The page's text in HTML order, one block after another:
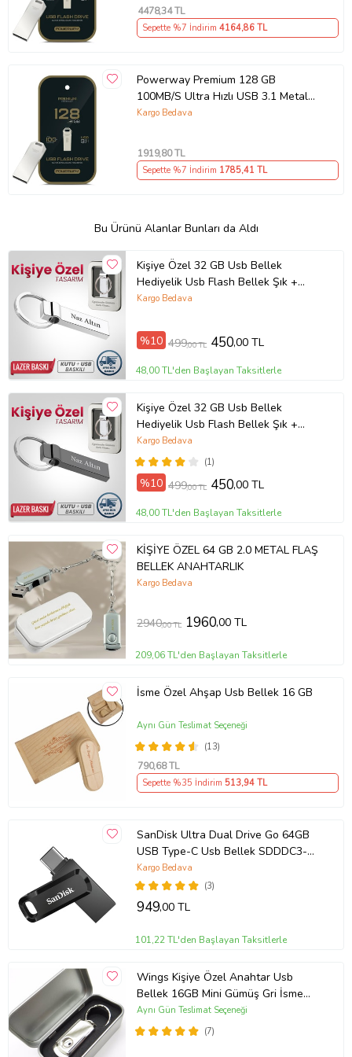
4 Bkz.
Ürün Kodu:kc5875074
4478,34 TL
Sepette %7 İndirim 4164,86 TL
Powerway Premium 128 GB
100MB/S Ultra Hızlı USB 3.1 Metal
Silver Flash Bellek
Kargo Bedava
1919,80 TL
Sepette %7 İndirim 1785,41 TL
Bu Ürünü Alanlar Bunları da Aldı
Kişiye Özel 32 GB Usb Bellek
Hediyelik Usb Flash Bellek Şık +
Metal Kutulu
Kargo Bedava
%10 499,00 TL 450,00 TL
48,00 TL'den Başlayan Taksitlerle
Kişiye Özel 32 GB Usb Bellek
Hediyelik Usb Flash Bellek Şık +
Metal Kutulu (Füme)
(1)
Kargo Bedava
%10 499,00 TL 450,00 TL
48,00 TL'den Başlayan Taksitlerle
KİŞİYE ÖZEL 64 GB 2.0 METAL FLAŞ
BELLEK ANAHTARLIK
Kargo Bedava
2940,00 TL 1960,00 TL
209,06 TL'den Başlayan Taksitlerle
İsme Özel Ahşap Usb Bellek 16 GB
(13)
Aynı Gün Teslimat Seçeneği
790,68 TL
Sepette %35 İndirim 513,94 TL
SanDisk Ultra Dual Drive Go 64GB
USB Type-C Usb Bellek SDDDC3-
064G-G46
(3)
Kargo Bedava
949,00 TL
101,22 TL'den Başlayan Taksitlerle
Wings Kişiye Özel Anahtar Usb
Bellek 16GB Mini Gümüş Gri İsme
Özel Usb Bellek Hediyelik Usb Flash
Bellek
(7)
Aynı Gün Teslimat Seçeneği